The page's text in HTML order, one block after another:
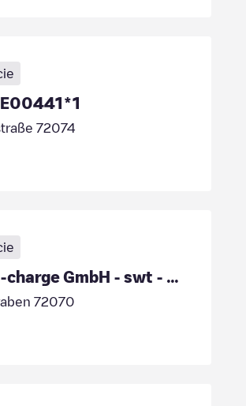
72074
ecowerk e-charge GmbH - swt - Am Stadtgraben 15 -
72070